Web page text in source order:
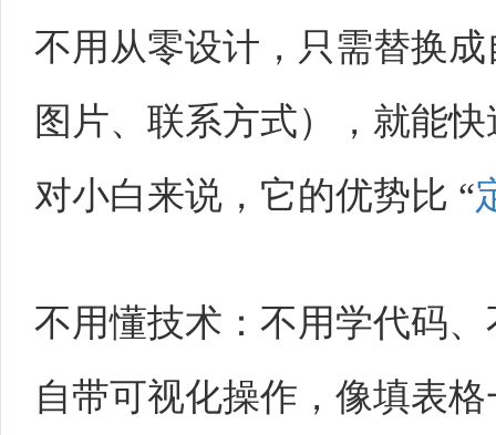
不用从零设计，只需替换
图片、联系方式），就能
对小白来说，它的优势比 “
不用懂技术：不用学代码
自带可视化操作，像填表